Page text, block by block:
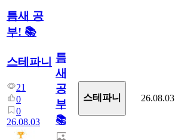
틈새 공
부! 📚
스테파니
21
0
0
26.08.03
틈
새
공
부!
📚
스테파니 26.08.03